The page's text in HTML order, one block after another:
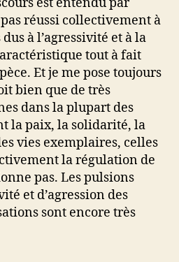
réussi collectivement à
à l’agressivité et à la
tout à fait
Et je me pose toujours
bien que de très
dans la plupart des
la paix, la solidarité, la
vies exemplaires, celles
la régulation de
pas. Les pulsions
et d’agression des
sont encore très